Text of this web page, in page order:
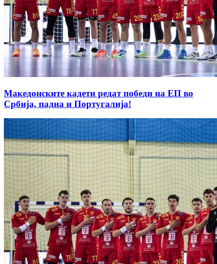
Македонските кадети редат победи на ЕП во
Србија, падна и Португалија!